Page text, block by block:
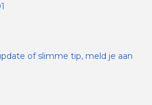
of slimme tip, meld je aan